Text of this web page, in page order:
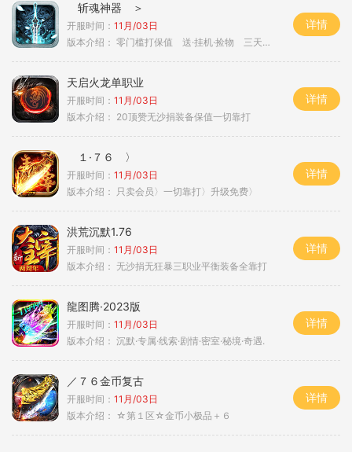
斩魂神器 ＞
开服时间： 11月/03日
版本介绍： 零门槛打保值 送·挂机·捡物 三天合区＞
详情
天启火龙单职业
开服时间： 11月/03日
版本介绍： 20顶赞无沙捐装备保值一切靠打
详情
１·７６ 〉
开服时间： 11月/03日
版本介绍： 只卖会员〉一切靠打〉升级免费〉
详情
洪荒沉默1.76
开服时间： 11月/03日
版本介绍： 无沙捐无狂暴三职业平衡装备全靠打
详情
龍图腾·2023版
开服时间： 11月/03日
版本介绍： 沉默·专属·线索·剧情·密室·秘境·奇遇.
详情
／７６金币复古
开服时间： 11月/03日
版本介绍： ☆第１区☆金币小极品＋６
详情